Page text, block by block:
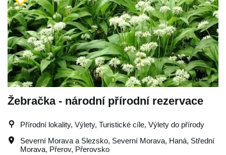
Žebračka - národní přírodní rezervace
Přírodní lokality, Výlety, Turistické cíle, Výlety do přírody
Severní Morava a Slezsko, Severní Morava, Haná, Střední
Morava, Přerov, Přerovsko